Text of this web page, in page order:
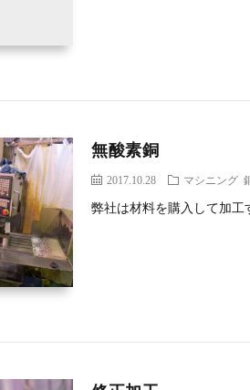
無酸素銅
2017.10.28 マシニング
弊社は材料を購入して加工